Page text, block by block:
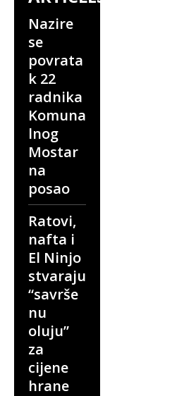
Nazire
se
povrata
k 22
radnika
Komuna
lnog
Mostar
na
posao
Ratovi,
nafta i
El Ninjo
stvaraju
“savrše
nu
oluju”
za
cijene
hrane